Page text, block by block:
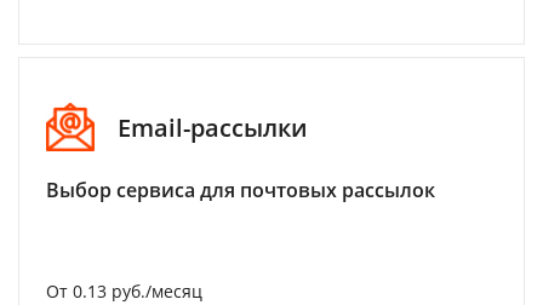
Email-рассылки
Выбор сервиса для почтовых рассылок
От 0.13 руб./месяц